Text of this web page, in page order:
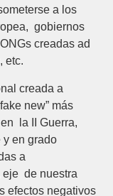
a los
gobiernos
creadas ad
etc.
creada a
new” más
la II Guerra,
y en grado
a
de nuestra
efectos negativos